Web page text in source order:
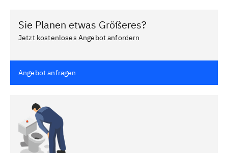
Sie Planen etwas Größeres?
Jetzt kostenloses Angebot anfordern
Angebot anfragen